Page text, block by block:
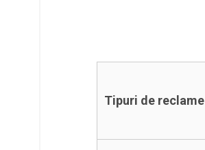
Tipuri de reclame